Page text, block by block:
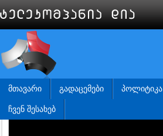
ᲛᲗᲐᲕᲐᲠᲘ ᲒᲐᲓᲐᲪᲔᲛᲔᲑᲘ ᲞᲝᲚᲘᲢᲘᲙᲐ
ᲩᲕᲔᲜ ᲨᲔᲡᲐᲮᲔᲑ